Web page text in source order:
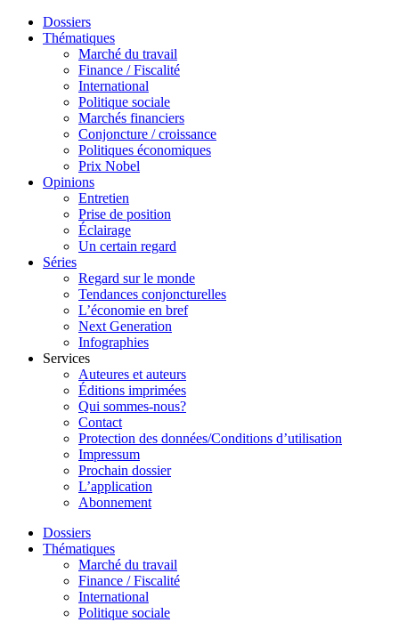
Dossiers
Thématiques
Marché du travail
Finance / Fiscalité
International
Politique sociale
Marchés financiers
Conjoncture / croissance
Politiques économiques
Prix Nobel
Opinions
Entretien
Prise de position
Éclairage
Un certain regard
Séries
Regard sur le monde
Tendances conjoncturelles
L’économie en bref
Next Generation
Infographies
Services
Auteures et auteurs
Éditions imprimées
Qui sommes-nous?
Contact
Protection des données/Conditions d’utilisation
Impressum
Prochain dossier
L’application
Abonnement
Dossiers
Thématiques
Marché du travail
Finance / Fiscalité
International
Politique sociale